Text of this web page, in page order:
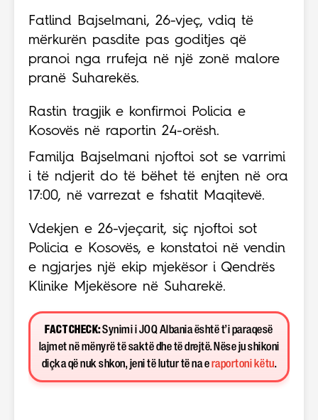
Fatlind Bajselmani, 26-vjeç, vdiq të
mërkurën pasdite pas goditjes që
pranoi nga rrufeja në një zonë malore
pranë Suharekës.
Rastin tragjik e konfirmoi Policia e
Kosovës në raportin 24-orësh.
Familja Bajselmani njoftoi sot se varrimi
i të ndjerit do të bëhet të enjten në ora
17:00, në varrezat e fshatit Maqitevë.
Vdekjen e 26-vjeçarit, siç njoftoi sot
Policia e Kosovës, e konstatoi në vendin
e ngjarjes një ekip mjekësor i Qendrës
Klinike Mjekësore në Suharekë.
FACT CHECK:Synimi i JOQ Albania është t’i paraqesë
lajmet në mënyrë të saktë dhe të drejtë. Nëse ju shikoni
diçka që nuk shkon, jeni të lutur të na e raportoni këtu.